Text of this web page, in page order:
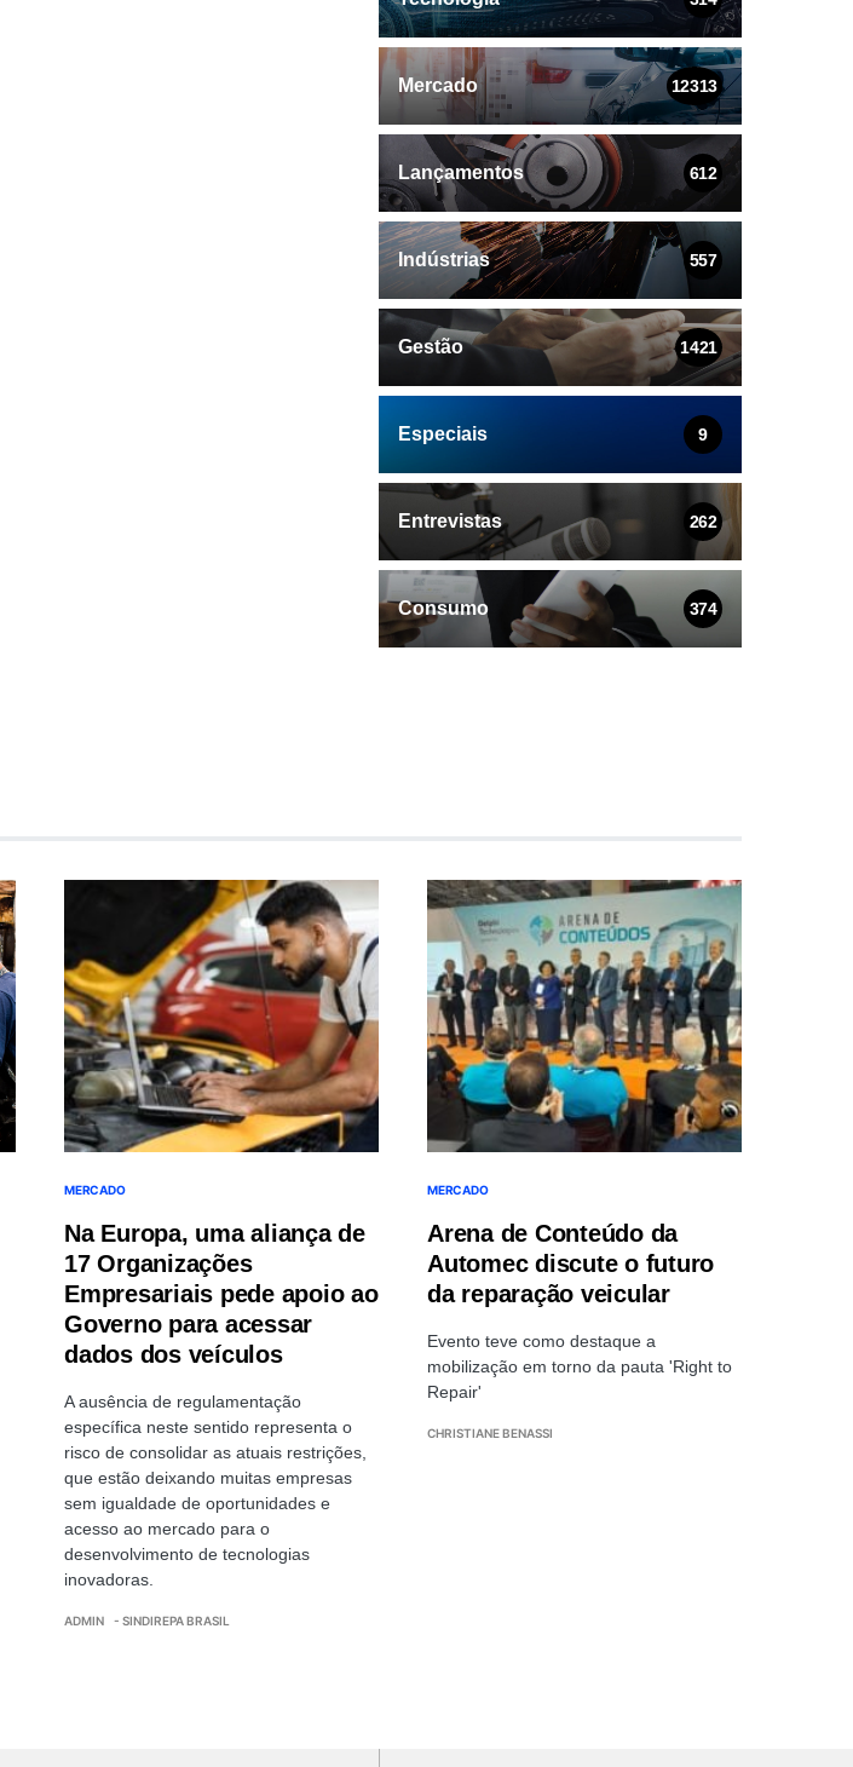
Mercado 12313
Lançamentos 612
Indústrias 557
Gestão 1421
Especiais 9
Entrevistas 262
Consumo 374
MERCADO
Na Europa, uma aliança de
17 Organizações
Empresariais pede apoio ao
Governo para acessar
dados dos veículos
A ausência de regulamentação
específica neste sentido representa o
risco de consolidar as atuais restrições,
que estão deixando muitas empresas
sem igualdade de oportunidades e
acesso ao mercado para o
desenvolvimento de tecnologias
inovadoras.
ADMIN - SINDIREPA BRASIL
MERCADO
Arena de Conteúdo da
Automec discute o futuro
da reparação veicular
Evento teve como destaque a
mobilização em torno da pauta 'Right to
Repair'
CHRISTIANE BENASSI